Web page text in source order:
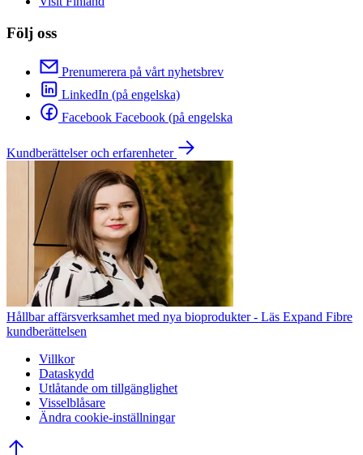
Följ oss
Prenumerera på vårt nyhetsbrev
LinkedIn (på engelska)
Facebook Facebook (på engelska
Kundberättelser och erfarenheter
Hållbar affärsverksamhet med nya bioprodukter - Läs Expand Fibre
kundberättelsen
Villkor
Dataskydd
Utlåtande om tillgänglighet
Visselblåsare
Ändra cookie-inställningar